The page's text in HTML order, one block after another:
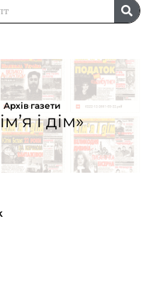
Архів газети
і дім»